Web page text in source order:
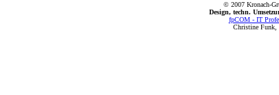
© 2007 Kronach-
Design, techn.
fpCOM - IT
Christine Funk,